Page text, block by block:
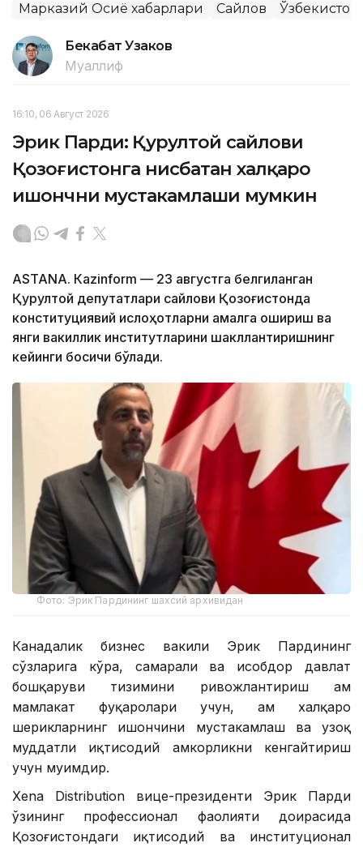
Марказий Осиё хабарлари Сайлов Ўзбекистон
Бекабат Узаков
Муаллиф
16:10, 06 Август 2026
Эрик Парди: Қурултой сайлови
Қозоғистонга нисбатан халқаро
ишончни мустаҳкамлаши мумкин
ASTANА. Кazinform — 23 августга белгиланган
Қурултой депутатлари сайлови Қозоғистонда
конституциявий ислоҳотларни амалга ошириш ва
янги вакиллик институтларини шакллантиришнинг
кейинги босқичи бўлади.
Фото: Эрик Пардининг шахсий архивидан
Канадалик бизнес вакили Эрик Пардининг
сўзларига кўра, самарали ва ҳисобдор давлат
бошқаруви тизимини ривожлантириш ҳам
мамлакат фуқаролари учун, ҳам халқаро
шерикларнинг ишончини мустаҳкамлаш ва узоқ
муддатли иқтисодий ҳамкорликни кенгайтириш
учун муҳимдир.
Xena Distribution вице-президенти Эрик Парди
ўзининг профессионал фаолияти доирасида
Қозоғистондаги иқтисодий ва институционал